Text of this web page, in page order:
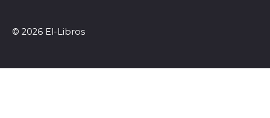
© 2026 El-Libros